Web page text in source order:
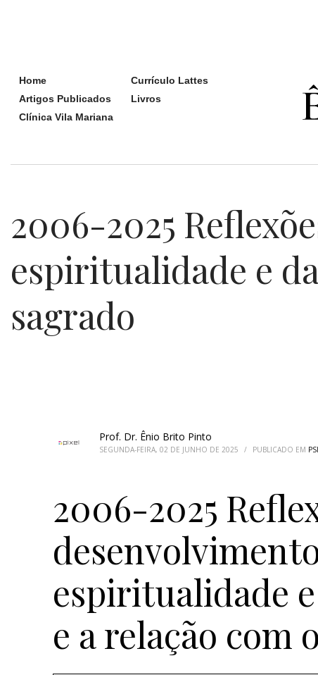
Home
Currículo Lattes
Artigos Publicados
Livros
Clínica Vila Mariana
2006-2025
espiritualidade e
sagrado
Prof. Dr. Ênio Brito Pinto
SEGUNDA-FEIRA, 02 DE JUNHO DE 2025 / PUBLICADO EM
2006-2025
espiritualidade
e a relação com